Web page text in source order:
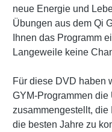
neue Energie und
Übungen aus dem Qi
Ihnen das Programm
Langeweile keine
Für diese DVD haben
GYM-Programmen
zusammengestellt, die
die besten Jahre zu